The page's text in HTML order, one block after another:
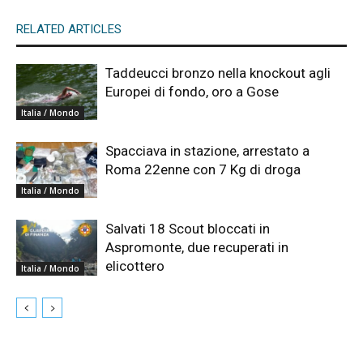
RELATED ARTICLES
Italia / Mondo
Taddeucci bronzo nella knockout agli
Europei di fondo, oro a Gose
Italia / Mondo
Spacciava in stazione, arrestato a
Roma 22enne con 7 Kg di droga
Italia / Mondo
Salvati 18 Scout bloccati in
Aspromonte, due recuperati in
elicottero